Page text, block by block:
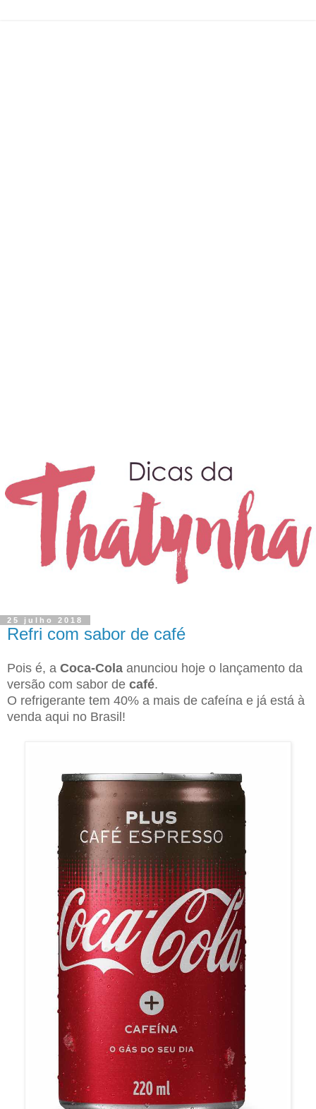
25 julho 2018
Refri com sabor de café
Pois é, a Coca-Cola anunciou hoje o lançamento da
versão com sabor de café.
O refrigerante tem 40% a mais de cafeína e já está à
venda aqui no Brasil!